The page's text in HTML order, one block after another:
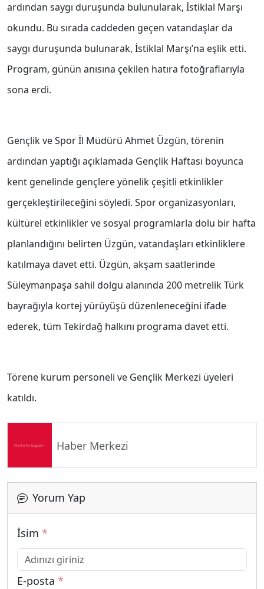
ardından saygı duruşunda bulunularak, İstiklal Marşı
okundu. Bu sırada caddeden geçen vatandaşlar da
saygı duruşunda bulunarak, İstiklal Marşı’na eşlik etti.
Program, günün anısına çekilen hatıra fotoğraflarıyla
sona erdi.
Gençlik ve Spor İl Müdürü Ahmet Üzgün, törenin
ardından yaptığı açıklamada Gençlik Haftası boyunca
kent genelinde gençlere yönelik çeşitli etkinlikler
gerçekleştirileceğini söyledi. Spor organizasyonları,
kültürel etkinlikler ve sosyal programlarla dolu bir hafta
planlandığını belirten Üzgün, vatandaşları etkinliklere
katılmaya davet etti. Üzgün, akşam saatlerinde
Süleymanpaşa sahil dolgu alanında 200 metrelik Türk
bayrağıyla kortej yürüyüşü düzenleneceğini ifade
ederek, tüm Tekirdağ halkını programa davet etti.
Törene kurum personeli ve Gençlik Merkezi üyeleri
katıldı.
Haber Merkezi
Yorum Yap
İsim *
E-posta *